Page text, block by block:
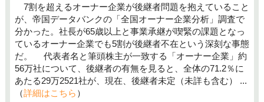
7割を超えるオーナー企業が後継者問題を抱えていること
が、帝国データバンクの「全国オーナー企業分析」調査で
分かった。社長が65歳以上と事業承継が喫緊の課題となっ
ているオーナー企業でも5割が後継者不在という深刻な事態
だ。 代表者名と筆頭株主が一致する「オーナー企業」約
56万社について、後継者の有無を見ると、全体の71.2％に
あたる29万2521社が、現在、後継者未定（未詳も含む） ...
（詳細はこちら ）